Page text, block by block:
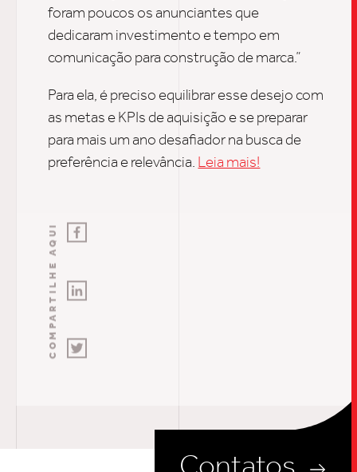
foram poucos os anunciantes que
dedicaram investimento e tempo em
comunicação para construção de marca.”
Para ela, é preciso equilibrar esse desejo com
as metas e KPIs de aquisição e se preparar
para mais um ano desafiador na busca de
preferência e relevância. Leia mais!
COMPARTILHE AQUI